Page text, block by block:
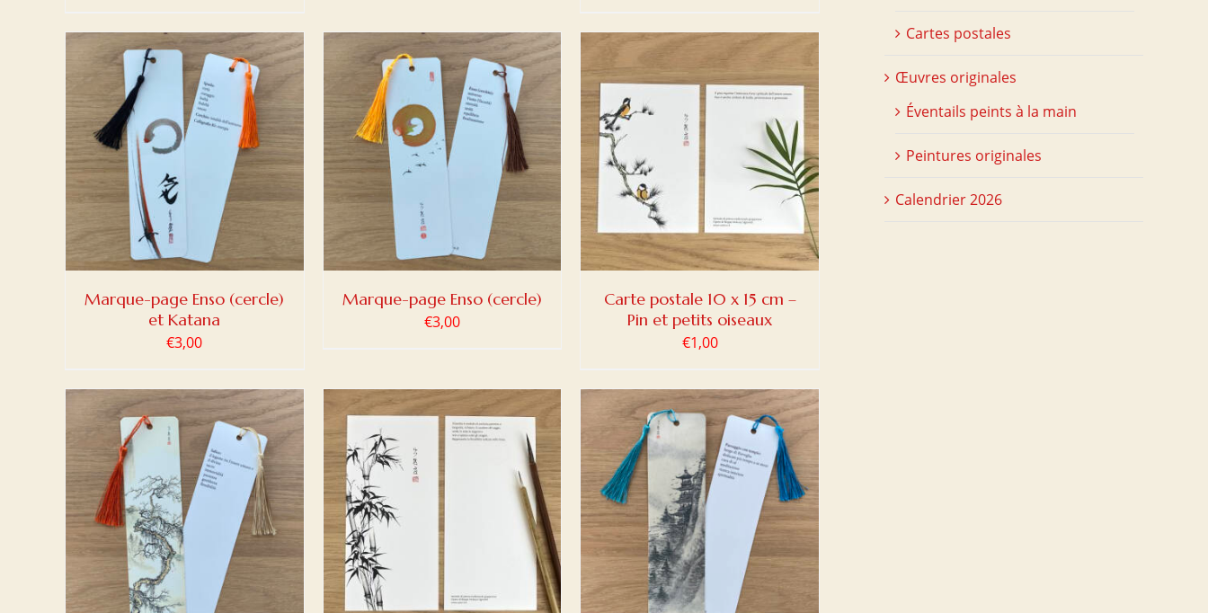
Marque-page Enso (cercle)
et Katana
€3,00
AJOUTER AU PANIER /
Marque-page Enso (cercle)
€3,00
AJOUTER AU PANIER DETAILS
Carte postale 10 x 15 cm –
Pin et petits oiseaux
€1,00
AJOUTER AU PANIER DETAILS AJOUTER AU PANIER DETAILS
Cartes postales
Œuvres originales
Éventails peints à la main
Peintures originales
Calendrier 2026